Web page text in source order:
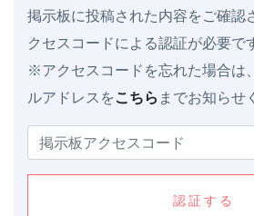
掲示板に投稿された内容をご確認
クセスコードによる認証が必要で
※アクセスコードを忘れた場合は
ルアドレスをこちら までお知らせ
認証する